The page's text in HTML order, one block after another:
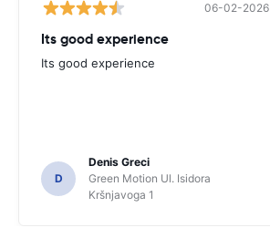
06-02-2026
Its good experience
Its good experience
D
Denis Greci
Green Motion Ul. Isidora
Kršnjavoga 1